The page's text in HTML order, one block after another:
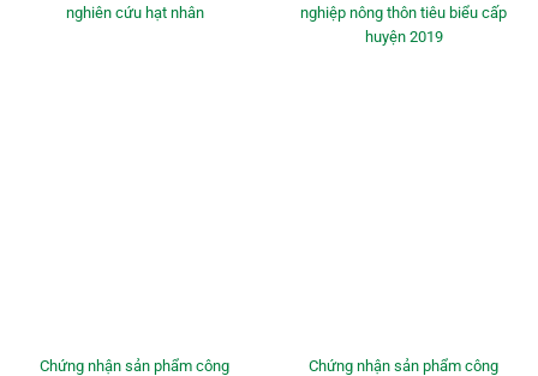
nghiên cứu hạt nhân
nghiệp nông thôn tiêu biểu cấp
huyện 2019
Chứng nhận sản phẩm công
Chứng nhận sản phẩm công